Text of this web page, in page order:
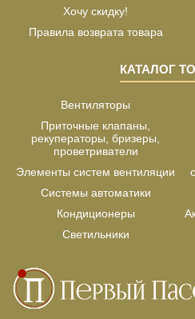
Хочу скидку!
Правила возврата товара
КАТАЛОГ
Вентиляторы
Приточные клапаны,
рекуператоры, бризеры,
проветриватели
Элементы систем вентиляции
Системы автоматики
Кондиционеры
Светильники